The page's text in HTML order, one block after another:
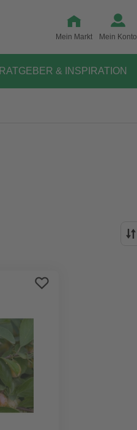
Mein Markt Mein Konto
RATGEBER & INSPIRATION